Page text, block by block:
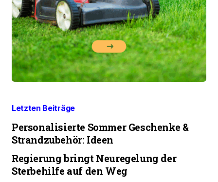
Letzten Beiträge
Personalisierte Sommer Geschenke &
Strandzubehör: Ideen
Regierung bringt Neuregelung der
Sterbehilfe auf den Weg